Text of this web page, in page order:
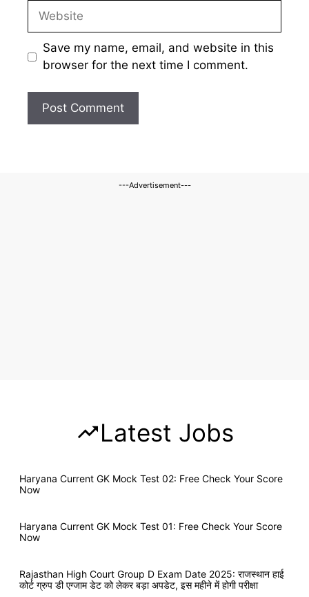
Website
Save my name, email, and website in this
browser for the next time I comment.
---Advertisement---
Latest Jobs
Haryana Current GK Mock Test 02: Free Check Your Score
Now
Haryana Current GK Mock Test 01: Free Check Your Score
Now
Rajasthan High Court Group D Exam Date 2025: राजस्थान हाई
कोर्ट ग्रुप डी एग्जाम डेट को लेकर बड़ा अपडेट, इस महीने में होगी परीक्षा